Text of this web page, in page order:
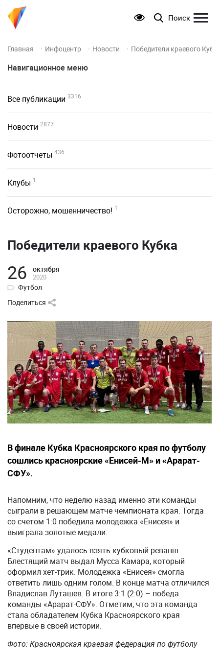
Поиск
Главная Инфоцентр Новости Победители краевого
Навигационное меню
Все публикации 3316
Новости 2877
Фотоотчеты 436
Клубы 1
Осторожно, мошенничество! 1
Победители краевого Кубка
26 октября
2020
Футбол
Поделиться
В финале Кубка Красноярского края по футболу
сошлись красноярские «Енисей-М» и «Арарат-
СФУ».
Напомним, что неделю назад именно эти команды
сыграли в решающем матче чемпионата края. Тогда
со счетом 1:0 победила молодежка «Енисея» и
выиграла золотые медали.
«Студентам» удалось взять кубковый реванш.
Блестящий матч выдал Мусса Камара, который
оформил хет-трик. Молодежка «Енисея» смогла
ответить лишь одним голом. В конце матча отличился
Владислав Луташев. В итоге 3:1 (2:0) – победа
команды «Арарат-СФУ». Отметим, что эта команда
стала обладателем Кубка Красноярского края
впервые в своей истории.
Фото: Красноярская краевая федерация по футболу